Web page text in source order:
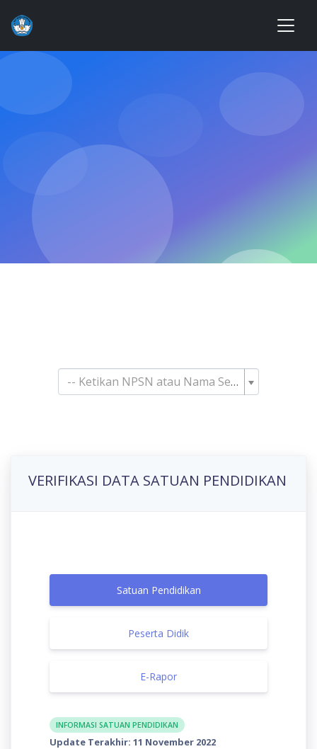
-- Ketikan NPSN atau Nama Sekolah--
VERIFIKASI DATA SATUAN PENDIDIKAN
Satuan Pendidikan
Peserta Didik
E-Rapor
INFORMASI SATUAN PENDIDIKAN
Update Terakhir: 11 November 2022